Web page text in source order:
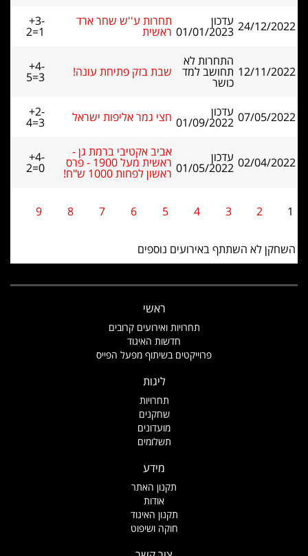
24/12/2022 עדכון
01/01/2023
תחרות ע''ש שחר ארד
ראשית
+3-
2=1
12/11/2022
התחרות לא
תחושב למד
כושר
שבת בזק פתיחת עונה! +4-
5=3
07/05/2022 עדכון
01/09/2022 חצי גמר אליפות ישראל +2-
4=3
02/04/2022 עדכון
01/05/2022
אביב אקטיבי ברמת גן -
ראשית מעל 1900 - פרס
ראשון לפחות 1000 ש"ח!
+4-
2=0
1
2
3
4
5
6
7
8
9
השחקן לא השתתף באירועים נוספים
ראשי
תחרויות ואירועים קרובים
חדשות האיגוד
פרוייקטים בשיתוף מפעל הפייס
ליגות
תחרויות
שחקנים
מועדונים
תשלומים
מידע
תקנון האתר
אודות
תקנון האיגוד
חוקה ושיפוט